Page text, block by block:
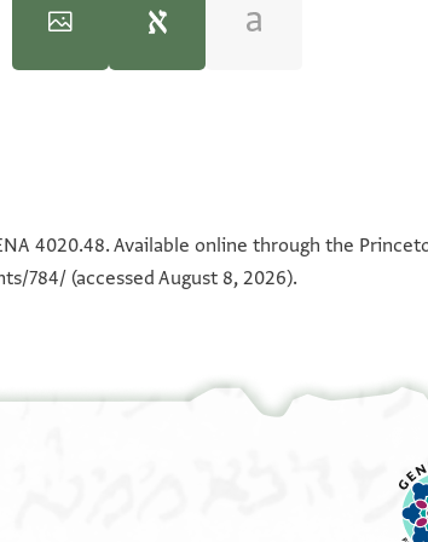
ותהלה אך
חותם לעטרת
בקדושת החבורה בית דין
וישמריהו קדושינו
בצוע[ן]
4020.48. Available online through the
784/ (accessed August 8, 2026).